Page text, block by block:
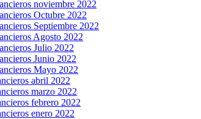
noviembre 2022
Octubre 2022
Septiembre 2022
Agosto 2022
Julio 2022
Junio 2022
Mayo 2022
abril 2022
marzo 2022
febrero 2022
enero 2022